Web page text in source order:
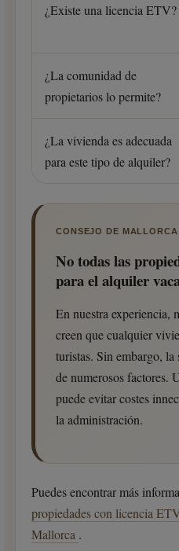
¿Existe una licencia ETV?
¿La comunidad de
propietarios lo permite?
¿La vivienda es adecuada
para este tipo de alquiler?
CONSEJO DE
No todas las
para el alquiler
En nuestra experiencia,
creen que cualquier
turistas. Sin embargo,
de numerosos factores.
puede evitar costes
la administración.
Puedes encontrar más
propiedades con licencia
Mallorca .